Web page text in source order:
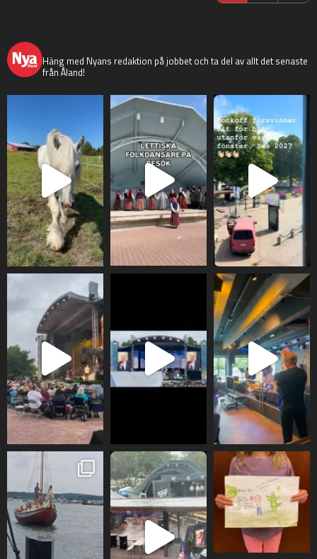
Häng med Nyans redaktion på jobbet och ta del av allt det senaste
från Åland!